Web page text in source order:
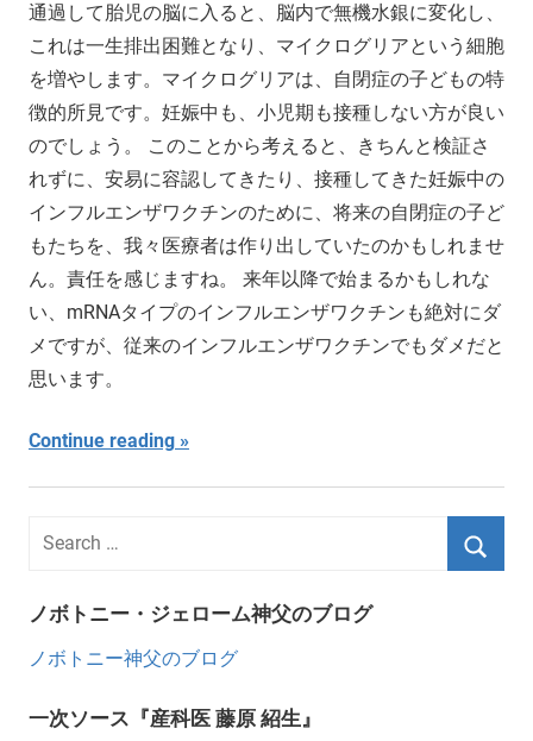
通過して胎児の脳に入ると、脳内で無機水銀に変化し、
これは一生排出困難となり、マイクログリアという細胞
を増やします。マイクログリアは、自閉症の子どもの特
徴的所見です。妊娠中も、小児期も接種しない方が良い
のでしょう。 このことから考えると、きちんと検証さ
れずに、安易に容認してきたり、接種してきた妊娠中の
インフルエンザワクチンのために、将来の自閉症の子ど
もたちを、我々医療者は作り出していたのかもしれませ
ん。責任を感じますね。 来年以降で始まるかもしれな
い、mRNAタイプのインフルエンザワクチンも絶対にダ
メですが、従来のインフルエンザワクチンでもダメだと
思います。
Continue reading
ノボトニー・ジェローム神父のブログ
ノボトニー神父のブログ
一次ソース『産科医 藤原 紹生』